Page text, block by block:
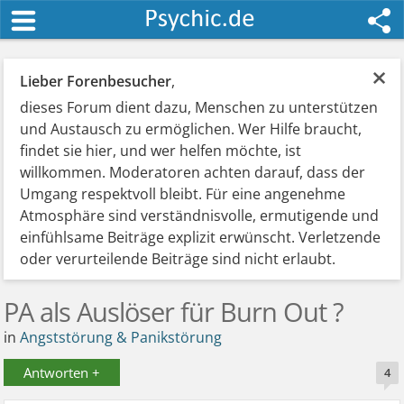
×
Lieber Forenbesucher,
dieses Forum dient dazu, Menschen zu unterstützen
und Austausch zu ermöglichen. Wer Hilfe braucht,
findet sie hier, und wer helfen möchte, ist
willkommen. Moderatoren achten darauf, dass der
Umgang respektvoll bleibt. Für eine angenehme
Atmosphäre sind verständnisvolle, ermutigende und
einfühlsame Beiträge explizit erwünscht. Verletzende
oder verurteilende Beiträge sind nicht erlaubt.
PA als Auslöser für Burn Out ?
inAngststörung & Panikstörung
Antworten + 4